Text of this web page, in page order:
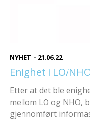
NYHET - 21.06.22
Enighet i LO/
Etter at det ble
mellom LO og NHO,
gjennomført